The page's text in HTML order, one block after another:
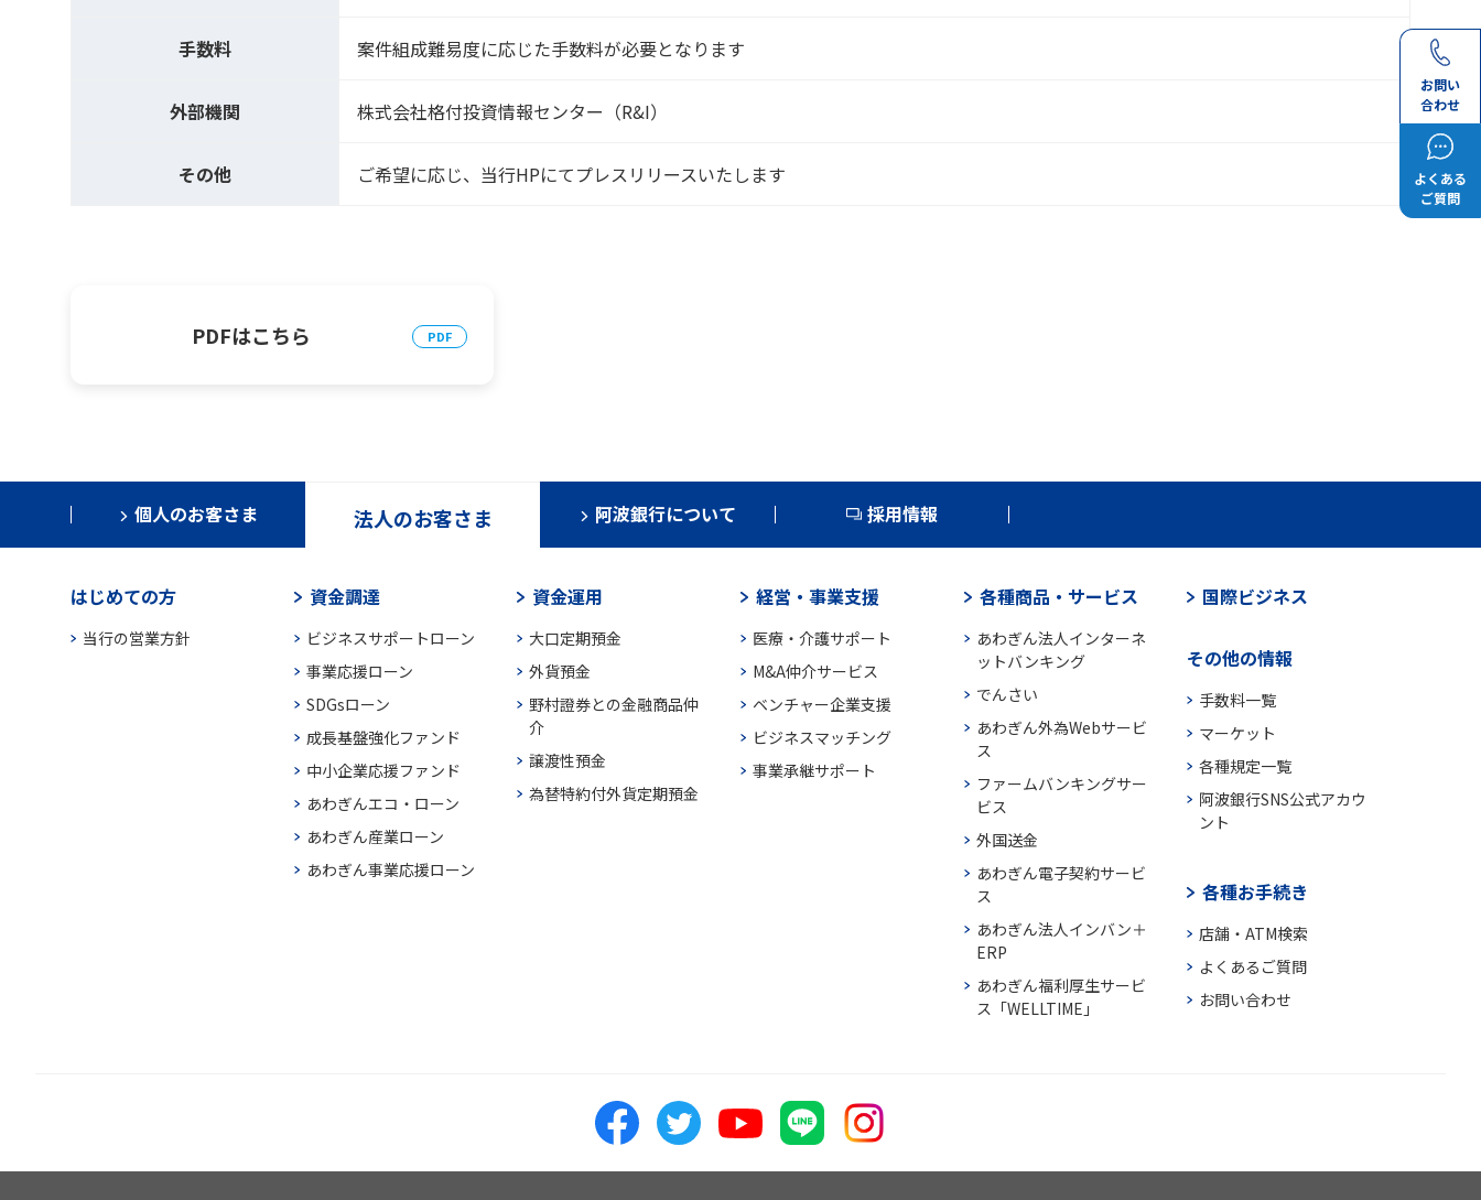
お問い
合わせ
よくある
ご質問
手数料 案件組成難易度に応じた手数料が必要となります
外部機関 株式会社格付投資情報センター（R&I）
その他 ご希望に応じ、当行HPにてプレスリリースいたします
PDFはこちら
個人のお客さま 法人のお客さま 阿波銀行について 採用情報
はじめての方
当行の営業方針
資金調達
ビジネスサポートローン
事業応援ローン
SDGsローン
成長基盤強化ファンド
中小企業応援ファンド
あわぎんエコ・ローン
あわぎん産業ローン
あわぎん事業応援ローン
資金運用
大口定期預金
外貨預金
野村證券との金融商品仲
介
譲渡性預金
為替特約付外貨定期預金
経営・事業支援
医療・介護サポート
M&A仲介サービス
ベンチャー企業支援
ビジネスマッチング
事業承継サポート
各種商品・サービス
あわぎん法人インターネ
ットバンキング
でんさい
あわぎん外為Webサービ
ス
ファームバンキングサー
ビス
外国送金
あわぎん電子契約サービ
ス
あわぎん法人インバン＋
ERP
あわぎん福利厚生サービ
ス「WELLTIME」
国際ビジネス
その他の情報
手数料一覧
マーケット
各種規定一覧
阿波銀行SNS公式アカウ
ント
各種お手続き
店舗・ATM検索
よくあるご質問
お問い合わせ